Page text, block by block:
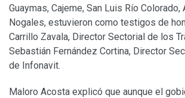
Guaymas, Cajeme, San Luis Río Colorado,
Nogales, estuvieron como testigos de
Carrillo Zavala, Director Sectorial de los
Sebastián Fernández Cortina, Director
de Infonavit.
Maloro Acosta explicó que aunque el